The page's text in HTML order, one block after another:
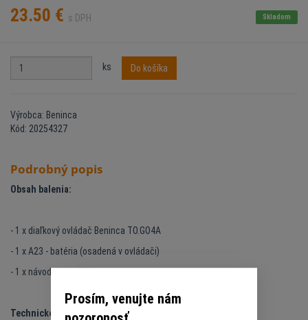
23.50 € s DPH Skladom
ks Do košíka
Výrobca: Beninca
Kód: 20254327
Podrobný popis
Obsah balenia:
- 1 x diaľkový ovládač Beninca TO.GO4A
- 1 x A23 - batéria (osadená v ovládači)
- 1 x návod na použitie
Technické informácie:
Prosím, venujte nám